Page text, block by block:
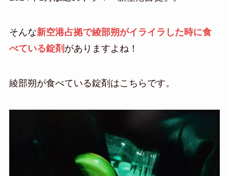
そんな新空港占拠で綾部朔がイライラした時に食
べている錠剤 がありますよね！
綾部朔が食べている錠剤はこちらです。